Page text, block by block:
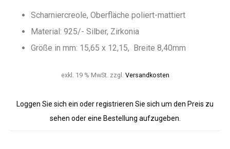
Scharniercreole, Oberfläche poliert-mattiert
Material: 925/- Silber, Zirkonia
Größe in mm: 15,65 x 12,15, Breite 8,40mm
exkl. 19 % MwSt. zzgl. Versandkosten
Loggen Sie sich ein oder registrieren Sie sich um den Preis zu
sehen oder eine Bestellung aufzugeben.